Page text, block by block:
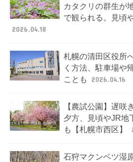
カタクリの群生が
で観られる。見頃
2026.04.18
札幌の清田区役所
く方法、駐車場や
ことも
2026.04.16
【農試公園】遅咲
夕方、見頃やJR地
も【札幌市西区】
石狩マクンベツ湿